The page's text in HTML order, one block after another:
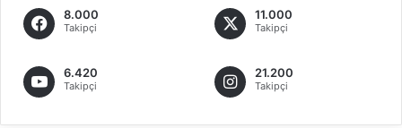
8.000
Takipçi
11.000
Takipçi
6.420
Takipçi
21.200
Takipçi